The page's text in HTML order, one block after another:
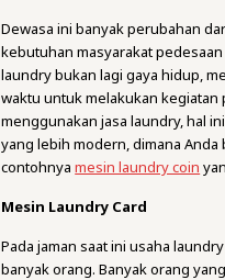
Dewasa ini banyak perubahan
kebutuhan masyarakat
laundry bukan lagi gaya hidup,
waktu untuk melakukan
menggunakan jasa laundry, hal
yang lebih modern, dimana
contohnyamesin laundry coin
Mesin Laundry Card
Pada jaman saat ini usaha
banyak orang. Banyak orang